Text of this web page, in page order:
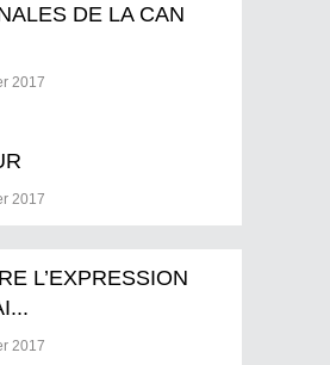
DE LA CAN
2017
2017
L’EXPRESSION
2017